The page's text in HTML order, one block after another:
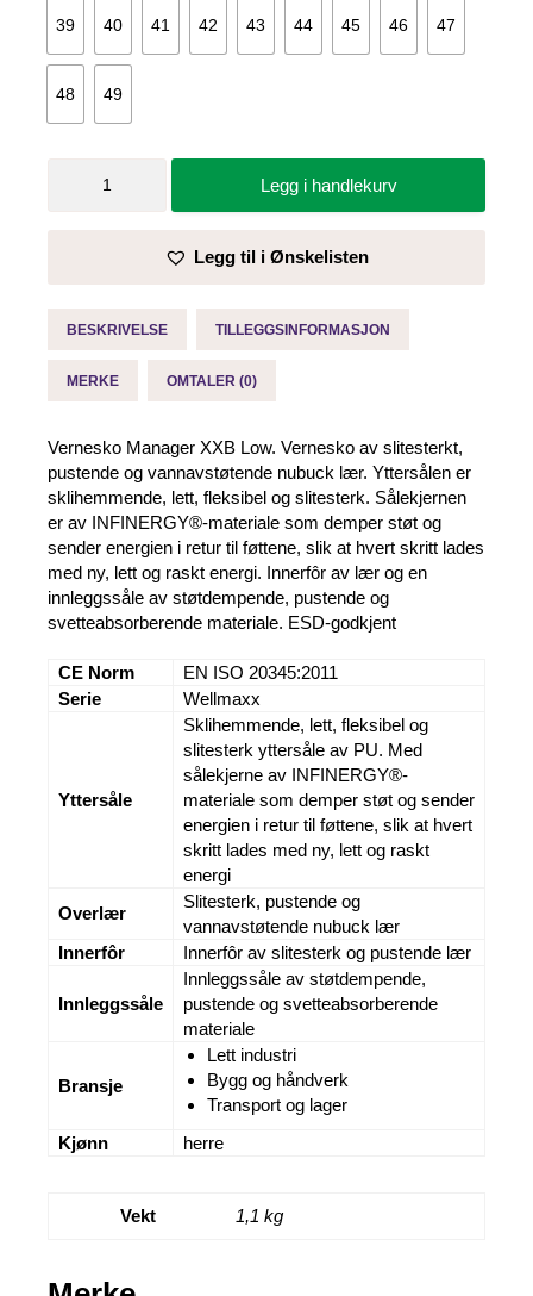
39 40 41 42 43 44 45 46 47
48 49
Manager
antall
Legg i handlekurv
Legg til i Ønskelisten
BESKRIVELSE TILLEGGSINFORMASJON
MERKE OMTALER (0)
Vernesko Manager XXB Low. Vernesko av slitesterkt,
pustende og vannavstøtende nubuck lær. Yttersålen er
sklihemmende, lett, fleksibel og slitesterk. Sålekjernen
er av INFINERGY®-materiale som demper støt og
sender energien i retur til føttene, slik at hvert skritt lades
med ny, lett og raskt energi. Innerfôr av lær og en
innleggssåle av støtdempende, pustende og
svetteabsorberende materiale. ESD-godkjent
CE Norm
EN ISO 20345:2011
Serie
Wellmaxx
Yttersåle
Sklihemmende, lett, fleksibel og
slitesterk yttersåle av PU. Med
sålekjerne av INFINERGY®-
materiale som demper støt og sender
energien i retur til føttene, slik at hvert
skritt lades med ny, lett og raskt
energi
Overlær
Slitesterk, pustende og
vannavstøtende nubuck lær
Innerfôr
Innerfôr av slitesterk og pustende lær
Innleggssåle
Innleggssåle av støtdempende,
pustende og svetteabsorberende
materiale
Bransje
Lett industri
Bygg og håndverk
Transport og lager
Kjønn
herre
Vekt 1,1 kg